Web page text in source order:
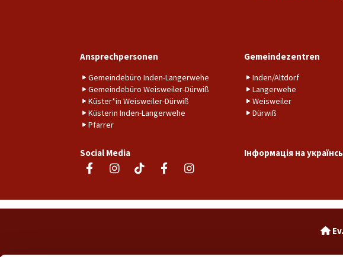
Ansprechpersonen
Gemeindebüro Inden-Langerwehe
Gemeindebüro Weisweiler-Dürwiß
Küster*in Weisweiler-Dürwiß
Küsterin Inden-Langerwehe
Pfarrer
Gemeindezentren
Inden/Altdorf
Langerwehe
Weisweiler
Dürwiß
Social Media Інформація на
